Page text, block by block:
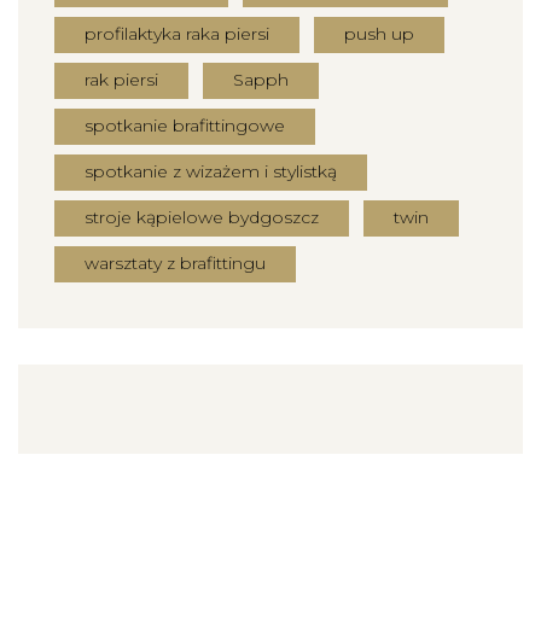
profilaktyka raka piersi push up
rak piersi Sapph
spotkanie brafittingowe
spotkanie z wizażem i stylistką
stroje kąpielowe bydgoszcz twin
warsztaty z brafittingu